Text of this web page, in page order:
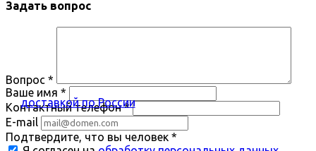
Задать вопрос
Вопрос *
Ваше имя *
Контактный телефон*
E-mail
Подтвердите, что вы человек *